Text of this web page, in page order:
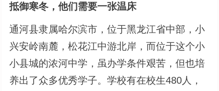
抵御寒冬，他们需要一张温床
通河县隶属哈尔滨市，位于黑龙江省中部，小
兴安岭南麓，松花江中游北岸，而位于这个小
小县城的浓河中学，虽办学条件艰苦，但也培
养出了众多优秀学子。学校有在校生480人，